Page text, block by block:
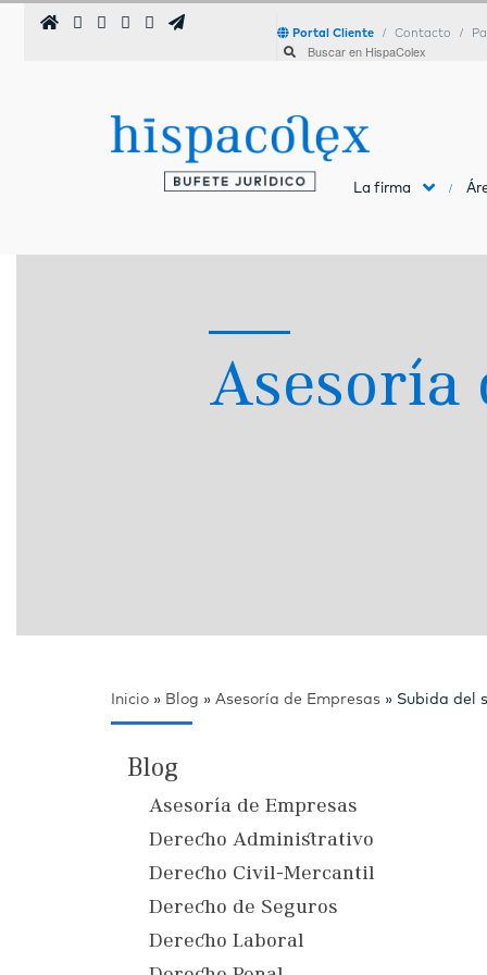
Portal Cliente Contacto
La firma
Asesoría
Inicio » Blog » Asesoría de Empresas » Subida del
Blog
Asesoría de Empresas
Derecho Administrativo
Derecho Civil-Mercantil
Derecho de Seguros
Derecho Laboral